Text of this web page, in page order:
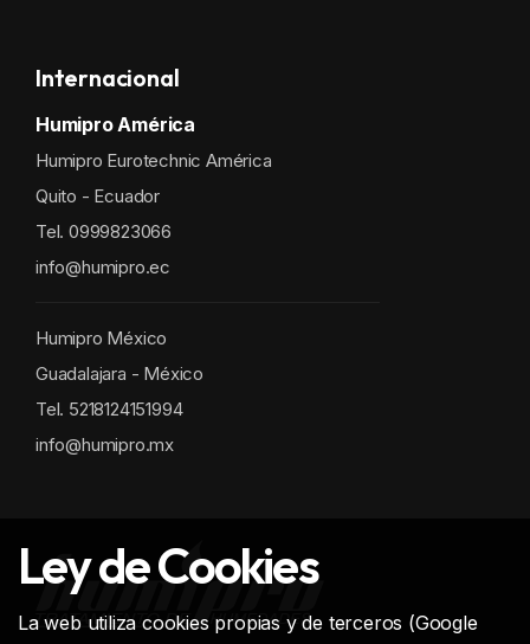
Internacional
Humipro América
Humipro Eurotechnic América
Quito - Ecuador
Tel. 0999823066
info@humipro.ec
Humipro México
Guadalajara - México
Tel. 5218124151994
info@humipro.mx
Ley de Cookies
La web utiliza cookies propias y de terceros (Google